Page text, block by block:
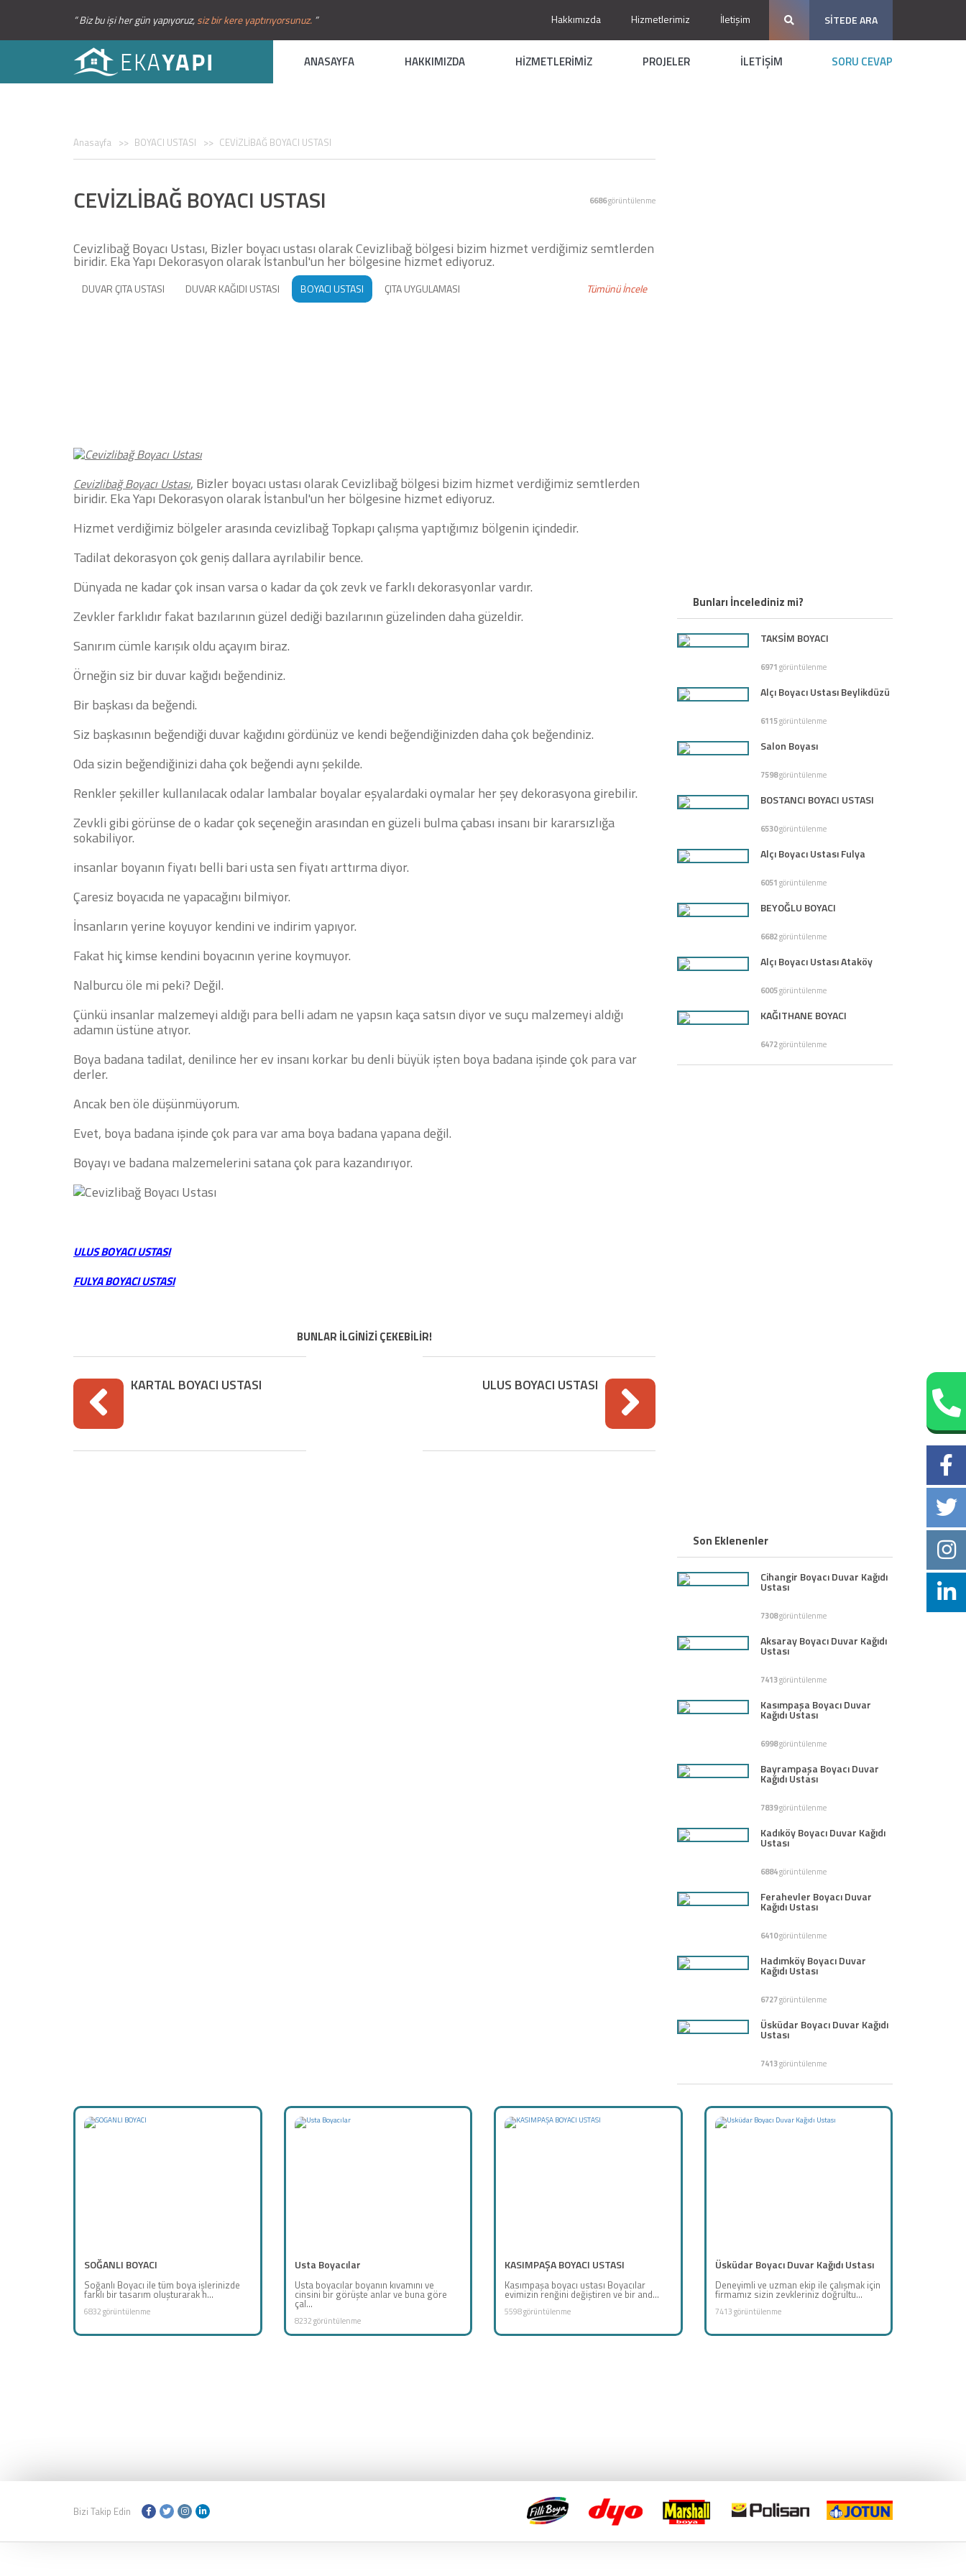
“ Biz bu işi her gün yapıyoruz,siz bir kere yaptırıyorsunuz. ” SİTEDE ARA
Hakkımızda Hizmetlerimiz İletişim
ANASAYFA HAKKIMIZDA HİZMETLERİMİZ PROJELER İLETİŞİM SORU CEVAP
Anasayfa BOYACI USTASI CEVİZLİBAĞ BOYACI USTASI
CEVİZLİBAĞ BOYACI USTASI 6686görüntülenme
Cevizlibağ Boyacı Ustası, Bizler boyacı ustası olarak Cevizlibağ bölgesi bizim hizmet verdiğimiz semtlerden
biridir. Eka Yapı Dekorasyon olarak İstanbul'un her bölgesine hizmet ediyoruz.
DUVAR ÇITA USTASI DUVAR KAĞIDI USTASI BOYACI USTASI ÇITA UYGULAMASI Tümünü İncele
Cevizlibağ Boyacı Ustası, Bizler boyacı ustası olarak Cevizlibağ bölgesi bizim hizmet verdiğimiz semtlerden
biridir. Eka Yapı Dekorasyon olarak İstanbul'un her bölgesine hizmet ediyoruz.
Hizmet verdiğimiz bölgeler arasında cevizlibağ Topkapı çalışma yaptığımız bölgenin içindedir.
Tadilat dekorasyon çok geniş dallara ayrılabilir bence.
Dünyada ne kadar çok insan varsa o kadar da çok zevk ve farklı dekorasyonlar vardır.
Zevkler farklıdır fakat bazılarının güzel dediği bazılarının güzelinden daha güzeldir.
Sanırım cümle karışık oldu açayım biraz.
Örneğin siz bir duvar kağıdı beğendiniz.
Bir başkası da beğendi.
Siz başkasının beğendiği duvar kağıdını gördünüz ve kendi beğendiğinizden daha çok beğendiniz.
Oda sizin beğendiğinizi daha çok beğendi aynı şekilde.
Renkler şekiller kullanılacak odalar lambalar boyalar eşyalardaki oymalar her şey dekorasyona girebilir.
Zevkli gibi görünse de o kadar çok seçeneğin arasından en güzeli bulma çabası insanı bir kararsızlığa
sokabiliyor.
insanlar boyanın fiyatı belli bari usta sen fiyatı arttırma diyor.
Çaresiz boyacıda ne yapacağını bilmiyor.
İnsanların yerine koyuyor kendini ve indirim yapıyor.
Fakat hiç kimse kendini boyacının yerine koymuyor.
Nalburcu öle mi peki? Değil.
Çünkü insanlar malzemeyi aldığı para belli adam ne yapsın kaça satsın diyor ve suçu malzemeyi aldığı
adamın üstüne atıyor.
Boya badana tadilat, denilince her ev insanı korkar bu denli büyük işten boya badana işinde çok para var
derler.
Ancak ben öle düşünmüyorum.
Evet, boya badana işinde çok para var ama boya badana yapana değil.
Boyayı ve badana malzemelerini satana çok para kazandırıyor.
ULUS BOYACI USTASI
FULYA BOYACI USTASI
BUNLAR İLGİNİZİ ÇEKEBİLİR!
KARTAL BOYACI USTASI ULUS BOYACI USTASI
Bunları İncelediniz mi?
TAKSİM BOYACI
6971görüntülenme
Alçı Boyacı Ustası Beylikdüzü
6115görüntülenme
Salon Boyası
7598görüntülenme
BOSTANCI BOYACI USTASI
6530görüntülenme
Alçı Boyacı Ustası Fulya
6051görüntülenme
BEYOĞLU BOYACI
6682görüntülenme
Alçı Boyacı Ustası Ataköy
6005görüntülenme
KAĞITHANE BOYACI
6472görüntülenme
Son Eklenenler
Cihangir Boyacı Duvar Kağıdı
Ustası
7308görüntülenme
Aksaray Boyacı Duvar Kağıdı
Ustası
7413görüntülenme
Kasımpaşa Boyacı Duvar
Kağıdı Ustası
6998görüntülenme
Bayrampaşa Boyacı Duvar
Kağıdı Ustası
7839görüntülenme
Kadıköy Boyacı Duvar Kağıdı
Ustası
6884görüntülenme
Ferahevler Boyacı Duvar
Kağıdı Ustası
6410görüntülenme
Hadımköy Boyacı Duvar
Kağıdı Ustası
6727görüntülenme
Üsküdar Boyacı Duvar Kağıdı
Ustası
7413görüntülenme
SOĞANLI BOYACI
Soğanlı Boyacı ile tüm boya işlerinizde
farklı bir tasarım oluşturarak h...
6832 görüntülenme
Usta Boyacılar
Usta boyacılar boyanın kıvamını ve
cinsini bir görüşte anlar ve buna göre
çal...
8232 görüntülenme
KASIMPAŞA BOYACI USTASI
Kasımpaşa boyacı ustası Boyacılar
evimizin renğini değiştiren ve bir and...
5598 görüntülenme
Üsküdar Boyacı Duvar Kağıdı Ustası
Deneyimli ve uzman ekip ile çalışmak için
firmamız sizin zevkleriniz doğrultu...
7413 görüntülenme
Bizi Takip Edin